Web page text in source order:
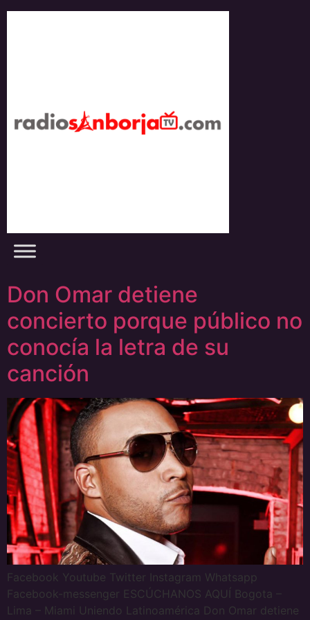
Skip
Don Omar detiene
concierto porque público no
conocía la letra de su
canción
Facebook Youtube Twitter Instagram Whatsapp
Facebook-messenger ESCÚCHANOS AQUÍ Bogota –
Lima – Miami Uniendo Latinoamérica Don Omar detiene